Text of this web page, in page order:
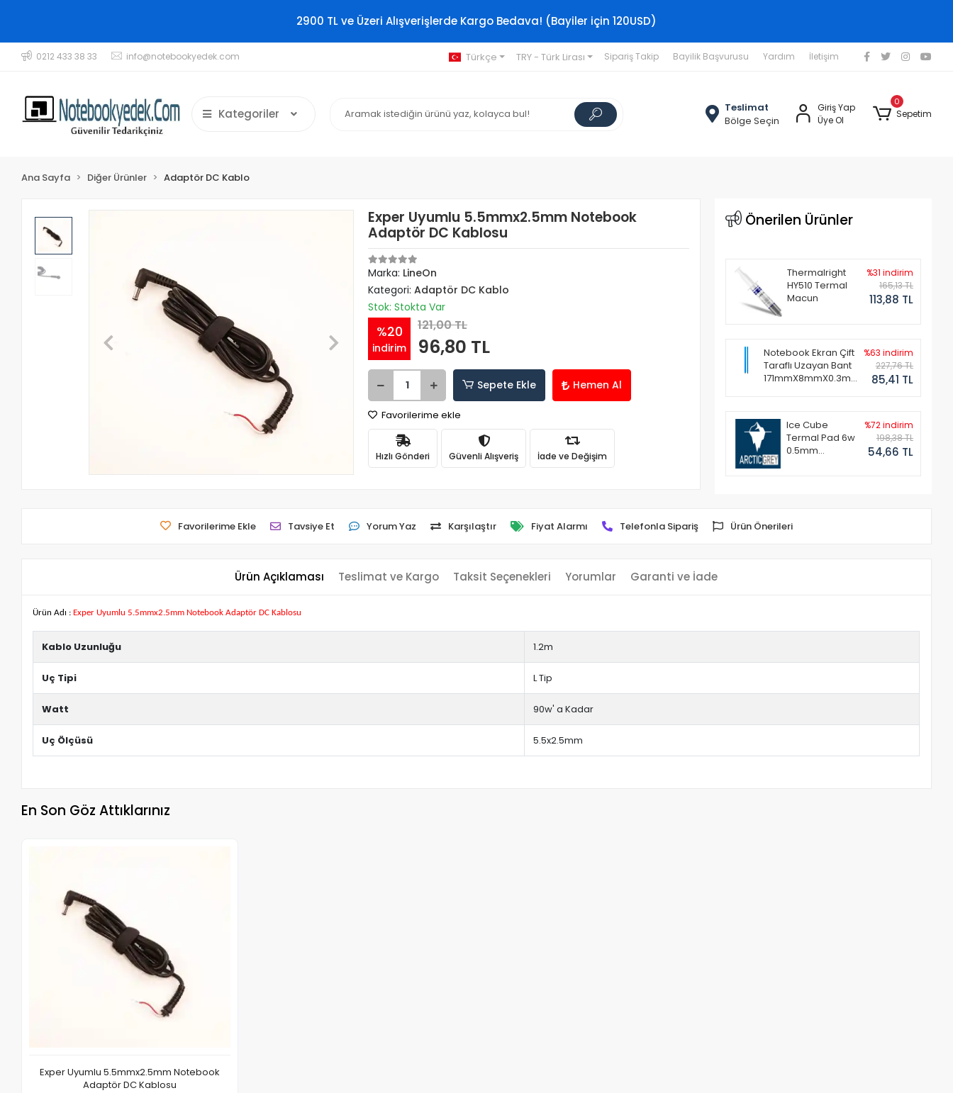
2900 TL ve Üzeri Alışverişlerde Kargo Bedava! (Bayiler için 120USD)
0212 433 38 33 info@notebookyedek.com Türkçe TRY - Türk Lirası Sipariş Takip Bayilik Başvurusu Yardım İletişim
Kategoriler
Teslimat
Bölge Seçin
Giriş Yap
Üye Ol
0
Sepetim
Ana Sayfa Diğer Ürünler Adaptör DC Kablo
Exper Uyumlu 5.5mmx2.5mm Notebook
Adaptör DC Kablosu
Marka: LineOn
Kategori:Adaptör DC Kablo
Stok: Stokta Var
%20
indirim
121,00 TL
96,80 TL
Sepete Ekle Hemen Al
Favorilerime ekle
Hızlı Gönderi Güvenli Alışveriş İade ve Değişim
Önerilen Ürünler
Thermalright
HY510 Termal
Macun
%31 indirim
165,13 TL
113,88 TL
Notebook Ekran Çift
Taraflı Uzayan Bant
171mmX8mmX0.3mm
%63 indirim
227,76 TL
85,41 TL
Ice Cube
Termal Pad 6w
0.5mm
%72 indirim
198,38 TL
54,66 TL
Favorilerime Ekle Tavsiye Et Yorum Yaz Karşılaştır Fiyat Alarmı Telefonla Sipariş Ürün Önerileri
Ürün Açıklaması Teslimat ve Kargo Taksit Seçenekleri Yorumlar Garanti ve İade
Ürün Adı : Exper Uyumlu 5.5mmx2.5mm Notebook Adaptör DC Kablosu
Kablo Uzunluğu 1.2m
Uç Tipi L Tip
Watt 90w' a Kadar
Uç Ölçüsü 5.5x2.5mm
En Son Göz Attıklarınız
Exper Uyumlu 5.5mmx2.5mm Notebook
Adaptör DC Kablosu